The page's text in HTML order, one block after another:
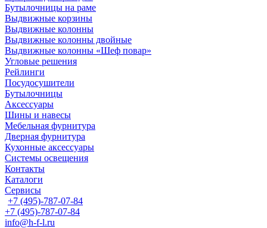
Бутылочницы на раме
Выдвижные корзины
Выдвижные колонны
Выдвижные колонны двойные
Bыдвижные колонны «Шеф повар»
Угловые решения
Рейлинги
Посудосушители
Бутылочницы
Аксессуары
Шины и навесы
Мебельная фурнитура
Дверная фурнитура
Кухонные аксессуары
Системы освещения
Контакты
Каталоги
Сервисы
+7 (495)-787-07-84
+7 (495)-787-07-84
info@h-f-l.ru